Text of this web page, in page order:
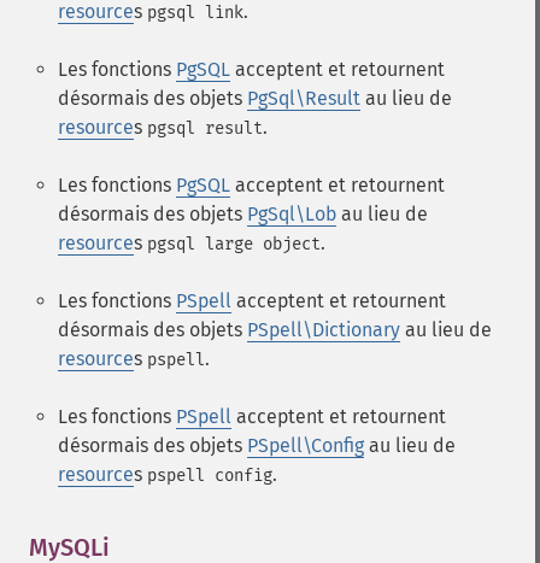
resources pgsql link.
Les fonctions PgSQL acceptent et retournent
désormais des objets PgSql\Result au lieu de
resources pgsql result.
Les fonctions PgSQL acceptent et retournent
désormais des objets PgSql\Lob au lieu de
resources pgsql large object.
Les fonctions PSpell acceptent et retournent
désormais des objets PSpell\Dictionary au lieu de
resources pspell.
Les fonctions PSpell acceptent et retournent
désormais des objets PSpell\Config au lieu de
resources pspell config.
MySQLi